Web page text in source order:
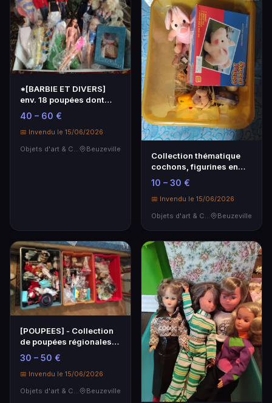
*[BARBIE ET DIVERS]
env. 18 poupées dont
Barbie et Ken
40 – 60 €
📅 Invendu le 15/06/2026
Objets d'art & Curiosités
Beuzeville
Collection thématique
cochons, figurines en
résine, plâtre e…
10 – 30 €
📅 Invendu le 15/06/2026
Beuzeville
[POUPEES] - Collection
de poupées régionales
et divers
30 – 50 €
📅 Invendu le 15/06/2026
Beuzeville